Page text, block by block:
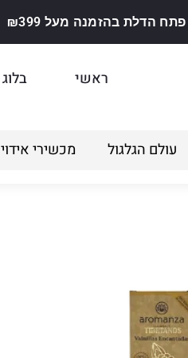
הדלת בהזמנה מעל ₪399
ראשי בלוג
עולם הגלגול מכשירי אידוי